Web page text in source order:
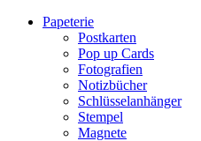
Papeterie
Postkarten
Pop up Cards
Fotografien
Notizbücher
Schlüsselanhänger
Stempel
Magnete